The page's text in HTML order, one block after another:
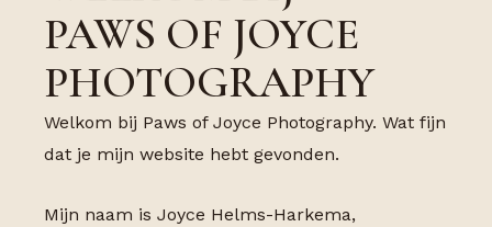
PAWS OF JOYCE
PHOTOGRAPHY
Welkom bij Paws of Joyce Photography. Wat fijn
dat je mijn website hebt gevonden.
Mijn naam is Joyce Helms-Harkema,